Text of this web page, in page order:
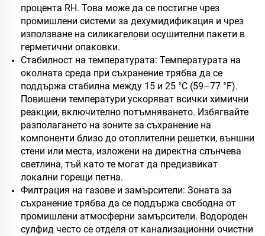
процента RH. Това може да се постигне чрез
промишлени системи за дехумидификация и чрез
използване на силикагелови осушителни пакети в
герметични опаковки.
Стабилност на температурата: Температурата на
околната среда при съхранение трябва да се
поддържа стабилна между 15 и 25 °C (59–77 °F).
Повишени температури ускоряват всички химични
реакции, включително потъмняването. Избягвайте
разполагането на зоните за съхранение на
компоненти близо до отоплителни решетки, външни
стени или места, изложени на директна слънчева
светлина, тъй като те могат да предизвикат
локални горещи петна.
Филтрация на газове и замърсители: Зоната за
съхранение трябва да се поддържа свободна от
промишлени атмосферни замърсители. Водороден
сулфид често се отделя от канализационни очистни